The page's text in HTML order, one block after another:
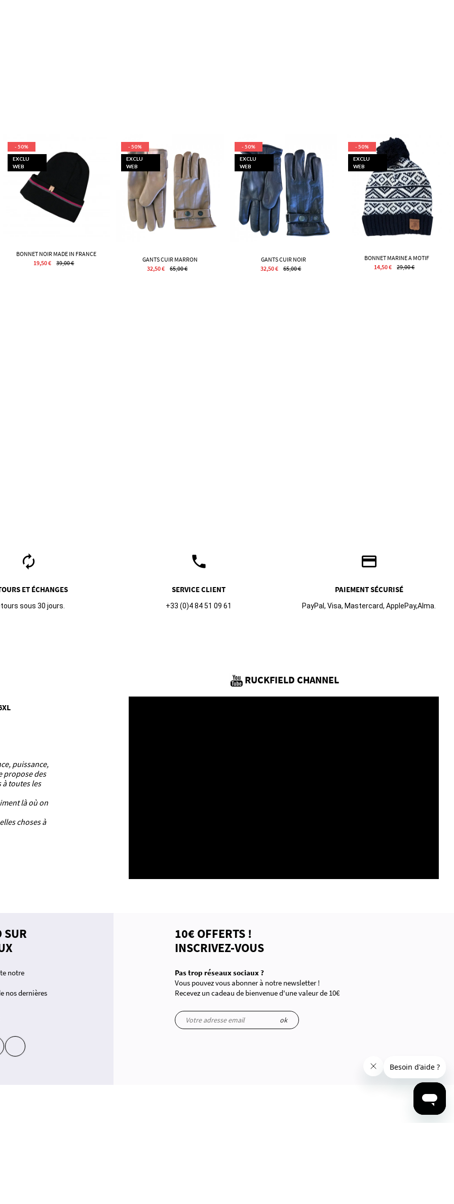
EXCLU
WEB
BONNET NOIR MADE IN FRANCE
- 50%
19,50 € 39,00 €
EXCLU
WEB
GANTS CUIR MARRON
- 50%
32,50 € 65,00 €
EXCLU
WEB
GANTS CUIR NOIR
- 50%
32,50 € 65,00 €
EXCLU
WEB
BONNET MARINE A MOTIF
- 50%
14,50 € 29,00 €
autorenew
ET ÉCHANGES
sous 30 jours.
phone
SERVICE CLIENT
+33 (0)4 84 51 09 61
credit_card
PAIEMENT SÉCURISÉ
PayPal, Visa, Mastercard, ApplePay,Alma.
puissance,
propose des
toutes les
là où on
choses à
RUCKFIELD CHANNEL
SUR
notre
nos dernières
yt in
10€ OFFERTS !
INSCRIVEZ-VOUS
Pas trop réseaux sociaux ?
Vous pouvez vous abonner à notre newsletter !
Recevez un cadeau de bienvenue d'une valeur de 10€
ok
avec les réglementations. Personnalisez vos préférences pour contrôler la manière dont vos informations sont manipulées.